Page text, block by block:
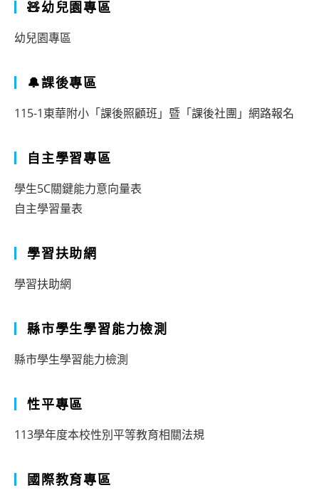
🧸幼兒園專區
幼兒園專區
🔔課後專區
115-1東華附小「課後照顧班」暨「課後社團」網路報名
自主學習專區
學生5C關鍵能力意向量表
自主學習量表
學習扶助網
學習扶助網
縣市學生學習能力檢測
縣市學生學習能力檢測
性平專區
113學年度本校性別平等教育相關法規
國際教育專區